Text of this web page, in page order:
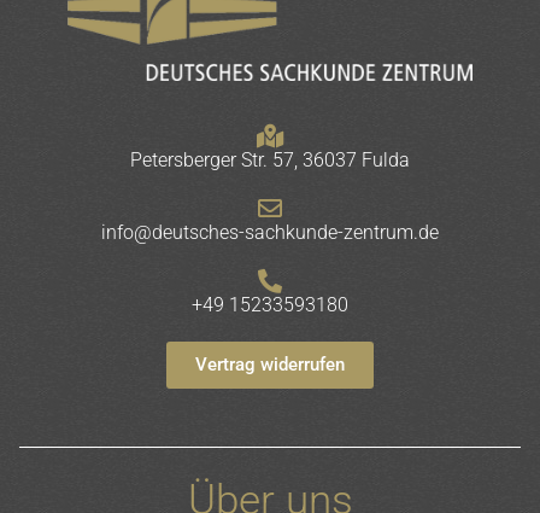
Petersberger Str. 57, 36037 Fulda
info@deutsches-sachkunde-zentrum.de
+49 15233593180
Vertrag widerrufen
Über uns